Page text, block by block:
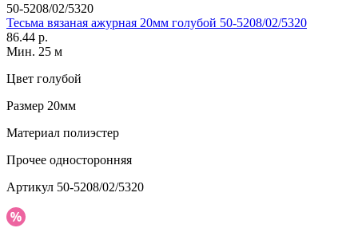
50-5208/02/5320
Тесьма вязаная ажурная 20мм голубой 50-5208/02/5320
86.44 р.
Мин. 25 м
Цвет голубой
Размер 20мм
Материал полиэстер
Прочее односторонняя
Артикул 50-5208/02/5320